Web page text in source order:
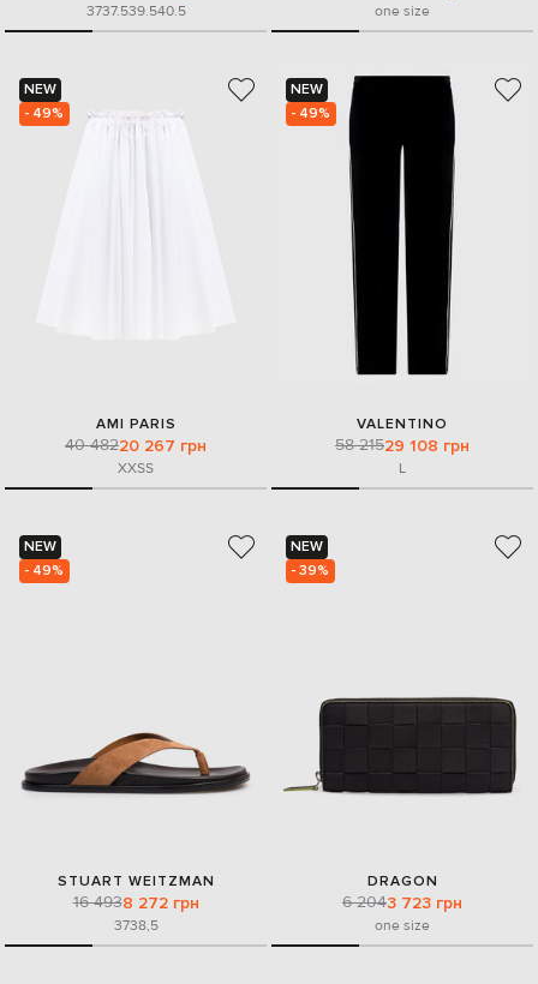
3737.539.540.5 one size
NEW
- 49%
AMI PARIS
40 48220 267 грн
XXSS
NEW
- 49%
VALENTINO
58 21529 108 грн
L
NEW
- 49%
STUART WEITZMAN
16 4938 272 грн
3738,5
NEW
- 39%
DRAGON
6 2043 723 грн
one size